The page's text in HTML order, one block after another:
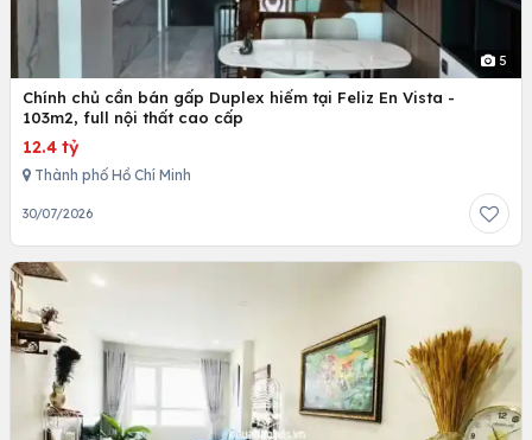
5
Chính chủ cần bán gấp Duplex hiếm tại Feliz En Vista -
103m2, full nội thất cao cấp
12.4 tỷ
Thành phố Hồ Chí Minh
30/07/2026